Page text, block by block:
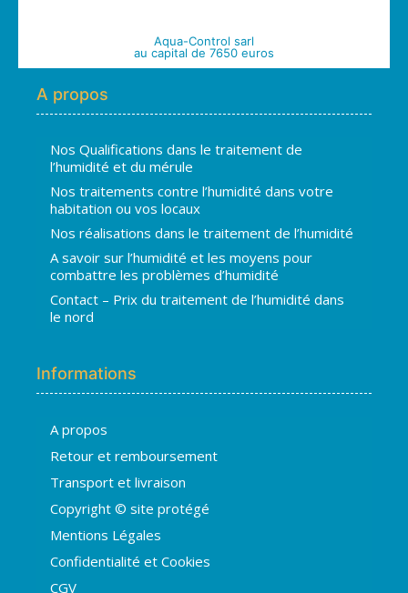
Aqua-Control sarl
au capital de 7650 euros
A propos
Nos Qualifications dans le traitement de
l’humidité et du mérule
Nos traitements contre l’humidité dans votre
habitation ou vos locaux
Nos réalisations dans le traitement de l’humidité
A savoir sur l’humidité et les moyens pour
combattre les problèmes d’humidité
Contact – Prix du traitement de l’humidité dans
le nord
Informations
A propos
Retour et remboursement
Transport et livraison
Copyright © site protégé
Mentions Légales
Confidentialité et Cookies
CGV
En ligne · répond en quelques secondes
H
👋 Bonjour ! Je suis
puis-je vous aider ?
06:50